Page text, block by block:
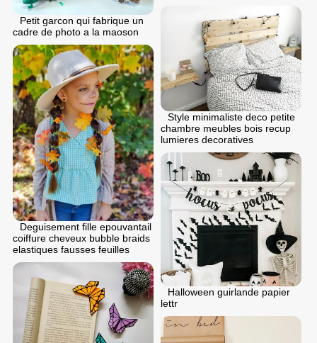
Petit garcon qui fabrique un
cadre de photo a la maoson
Style minimaliste deco petite
chambre meubles bois recup
lumieres decoratives
Deguisement fille epouvantail
coiffure cheveux bubble braids
elastiques fausses feuilles
Halloween guirlande papier
lettr